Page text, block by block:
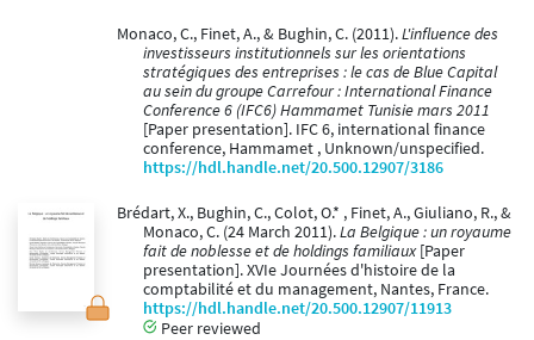
Monaco, C., Finet, A., & Bughin, C. (2011).L'influence des
investisseurs institutionnels sur les orientations
stratégiques des entreprises : le cas de Blue Capital
au sein du groupe Carrefour : International Finance
Conference 6 (IFC6) Hammamet Tunisie mars 2011
[Paper presentation]. IFC 6, international finance
conference, Hammamet , Unknown/unspecified.
https://hdl.handle.net/20.500.12907/3186
Brédart, X., Bughin, C., Colot, O.* , Finet, A., Giuliano, R., &
Monaco, C. (24 March 2011).La Belgique : un royaume
fait de noblesse et de holdings familiaux[Paper
presentation]. XVIe Journées d'histoire de la
comptabilité et du management, Nantes, France.
https://hdl.handle.net/20.500.12907/11913
Peer reviewed